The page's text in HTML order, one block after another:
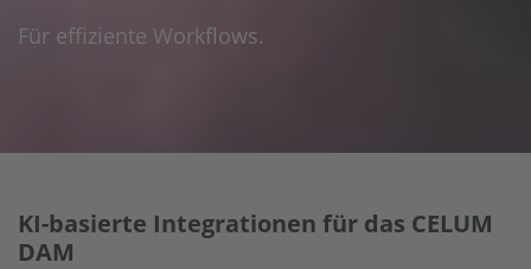
Für effiziente Workflows.
KI-basierte Integrationen für das CELUM
DAM